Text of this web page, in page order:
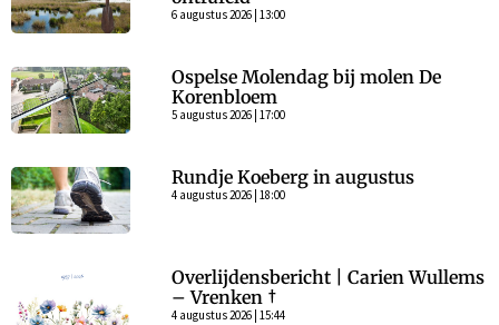
6 augustus 2026 | 13:00
Ospelse Molendag bij molen De
Korenbloem
5 augustus 2026 | 17:00
Rundje Koeberg in augustus
4 augustus 2026 | 18:00
Overlijdensbericht | Carien Wullems
– Vrenken †
4 augustus 2026 | 15:44